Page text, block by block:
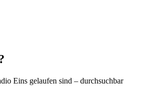
Eins gelaufen sind – durchsuchbar